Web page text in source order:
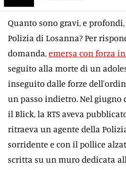
Quanto sono gravi, e
Polizia di Losanna? Per
domanda,emersa con forza
seguito alla morte di un
inseguito dalle forze
un passo indietro. Nel giugno
il Blick, la RTS aveva
ritraeva un agente della
sorridente e con il pollice
scritta su un muro dedicata